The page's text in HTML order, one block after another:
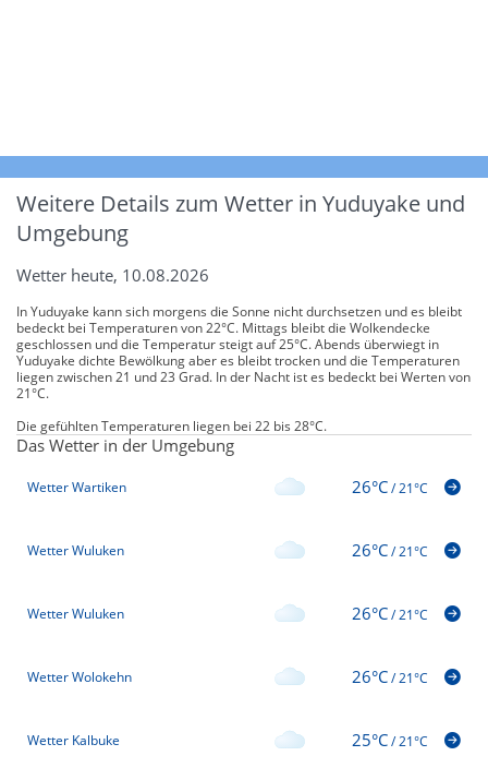
Weitere Details zum Wetter in Yuduyake und
Umgebung
Wetter heute, 10.08.2026
In Yuduyake kann sich morgens die Sonne nicht durchsetzen und es bleibt
bedeckt bei Temperaturen von 22°C. Mittags bleibt die Wolkendecke
geschlossen und die Temperatur steigt auf 25°C. Abends überwiegt in
Yuduyake dichte Bewölkung aber es bleibt trocken und die Temperaturen
liegen zwischen 21 und 23 Grad. In der Nacht ist es bedeckt bei Werten von
21°C.
Die gefühlten Temperaturen liegen bei 22 bis 28°C.
Das Wetter in der Umgebung
Wetter Wartiken 26°C/21°C
Wetter Wuluken 26°C/21°C
Wetter Wuluken 26°C/21°C
Wetter Wolokehn 26°C/21°C
Wetter Kalbuke 25°C/21°C